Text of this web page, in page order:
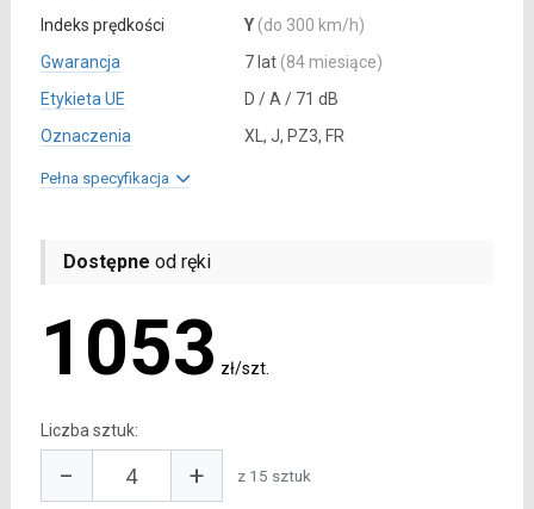
Indeks prędkości
Y (do 300 km/h)
Gwarancja
7 lat (84 miesiące)
Etykieta UE
D / A / 71 dB
Oznaczenia
XL, J, PZ3, FR
Pełna specyfikacja
Dostępne od ręki
1053 zł/szt.
Liczba sztuk:
− + z 15 sztuk